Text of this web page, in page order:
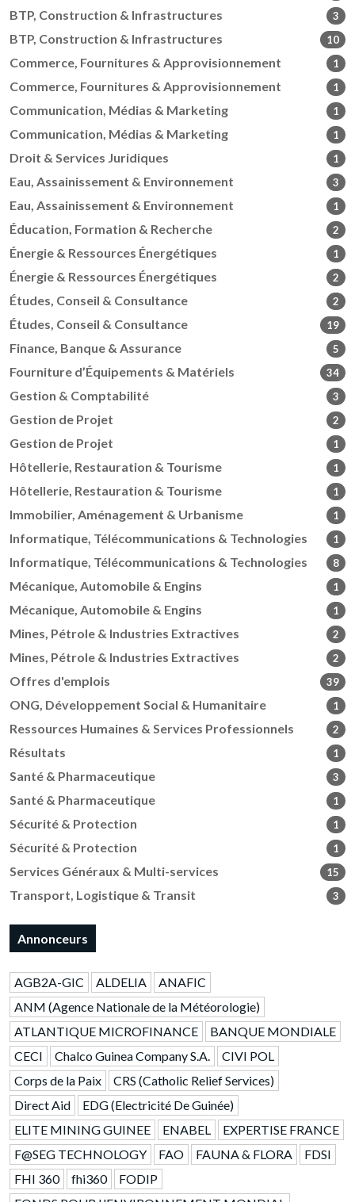
BTP, Construction & Infrastructures 3
BTP, Construction & Infrastructures 10
Commerce, Fournitures & Approvisionnement 1
Commerce, Fournitures & Approvisionnement 1
Communication, Médias & Marketing 1
Communication, Médias & Marketing 1
Droit & Services Juridiques 1
Eau, Assainissement & Environnement 3
Eau, Assainissement & Environnement 1
Éducation, Formation & Recherche 2
Énergie & Ressources Énergétiques 1
Énergie & Ressources Énergétiques 2
Études, Conseil & Consultance 2
Études, Conseil & Consultance 19
Finance, Banque & Assurance 5
Fourniture d’Équipements & Matériels 34
Gestion & Comptabilité 3
Gestion de Projet 2
Gestion de Projet 1
Hôtellerie, Restauration & Tourisme 1
Hôtellerie, Restauration & Tourisme 1
Immobilier, Aménagement & Urbanisme 1
Informatique, Télécommunications & Technologies 1
Informatique, Télécommunications & Technologies 8
Mécanique, Automobile & Engins 1
Mécanique, Automobile & Engins 1
Mines, Pétrole & Industries Extractives 2
Mines, Pétrole & Industries Extractives 2
Offres d'emplois 39
ONG, Développement Social & Humanitaire 1
Ressources Humaines & Services Professionnels 2
Résultats 1
Santé & Pharmaceutique 3
Santé & Pharmaceutique 1
Sécurité & Protection 1
Sécurité & Protection 1
Services Généraux & Multi-services 15
Transport, Logistique & Transit 3
Annonceurs
AGB2A-GIC ALDELIA
ANAFIC
ANM (Agence Nationale de la Météorologie)
ATLANTIQUE MICROFINANCE
BANQUE MONDIALE
CECI
Chalco Guinea Company S.A.
CIVI POL
Corps de la Paix
CRS (Catholic Relief Services)
Direct Aid
EDG (Electricité De Guinée)
ELITE MINING GUINEE
ENABEL
EXPERTISE FRANCE
F@SEG TECHNOLOGY
FAO FAUNA & FLORA
FDSI
FHI 360
fhi360
FODIP